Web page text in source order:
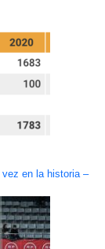
en la historia –